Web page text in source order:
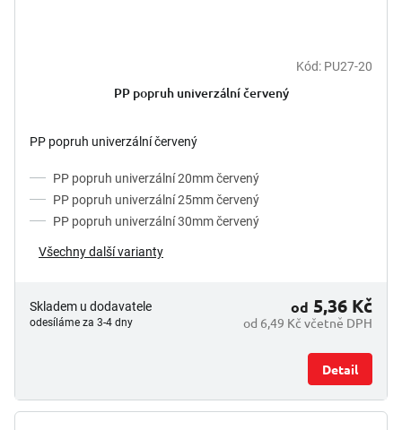
Kód: PU27-20
PP popruh univerzální červený
PP popruh univerzální červený
PP popruh univerzální 20mm červený
PP popruh univerzální 25mm červený
PP popruh univerzální 30mm červený
Všechny další varianty
Skladem u dodavatele
odesíláme za 3-4 dny od 6,49 Kč včetně DPH
od 5,36 Kč
Detail